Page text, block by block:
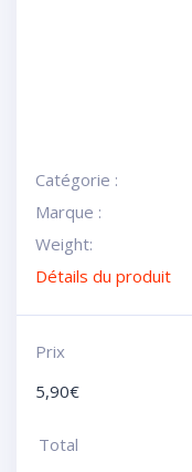
Catégorie :
Marque :
Weight:
Détails du produit
Prix
5,90€
Total